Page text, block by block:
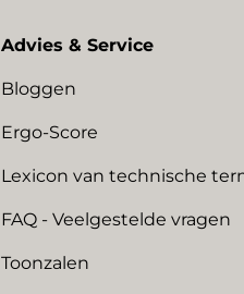
Advies & Service
Bloggen
Ergo-Score
Lexicon van technische
FAQ - Veelgestelde vragen
Toonzalen